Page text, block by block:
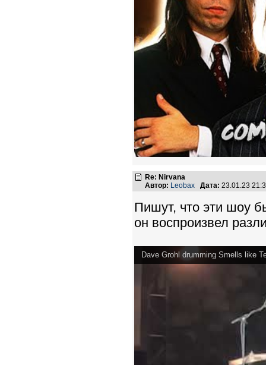
Re: Nirvana
Автор: Leobax Дата: 23.01.23
Пишут, что эти шоу
он воспроизвел
Dave Grohl drumming Smells like